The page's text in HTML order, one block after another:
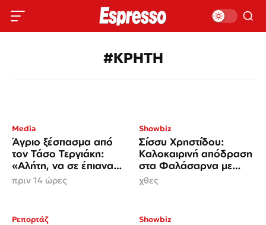
#ΚΡΗΤΗ
Media
Άγριο ξέσπασμα από
τον Τάσο Τεργιάκη:
«Αλήτη, να σε έπιανα
στα χέρια μου…»
πριν 14 ώρες
Showbiz
Σίσσυ Χρηστίδου:
Καλοκαιρινή απόδραση
στα Φαλάσαρνα με
Χριστίνα Κοντοβά και
Βασάλο
χθες
Ρεπορτάζ Showbiz